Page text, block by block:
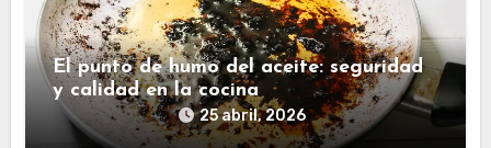
El punto de humo del aceite: seguridad
y calidad en la cocina
25 abril, 2026